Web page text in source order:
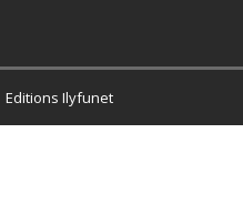
Editions Ilyfunet